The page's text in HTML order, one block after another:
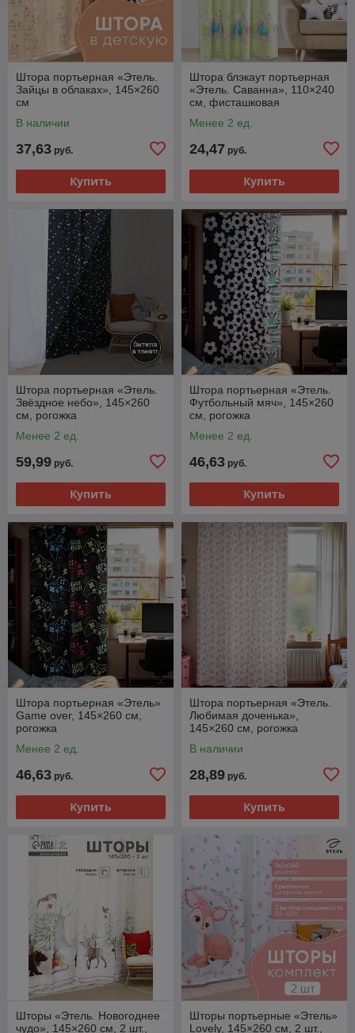
Штора портьерная «Этель.
Зайцы в облаках», 145×260
см
В наличии
37,63 руб.
Купить
Штора блэкаут портьерная
«Этель. Саванна», 110×240
см, фисташковая
Менее 2 ед.
24,47 руб.
Купить
Штора портьерная «Этель.
Звёздное небо», 145×260
см, рогожка
Менее 2 ед.
59,99 руб.
Купить
Штора портьерная «Этель.
Футбольный мяч», 145×260
см, рогожка
Менее 2 ед.
46,63 руб.
Купить
Штора портьерная «Этель»
Game over, 145×260 см,
рогожка
Менее 2 ед.
46,63 руб.
Купить
Штора портьерная «Этель.
Любимая доченька»,
145×260 см, рогожка
В наличии
28,89 руб.
Купить
Шторы «Этель. Новогоднее
чудо», 145×260 см, 2 шт.,
Шторы портьерные «Этель»
Lovely, 145×260 см, 2 шт.,